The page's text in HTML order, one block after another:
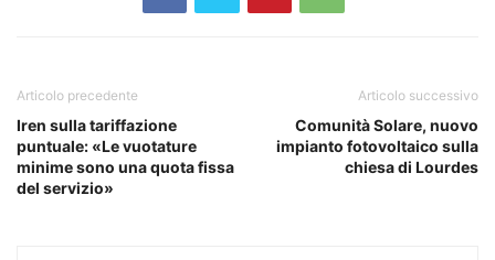
Articolo precedente
Iren sulla tariffazione
puntuale: «Le vuotature
minime sono una quota fissa
del servizio»
Articolo successivo
Comunità Solare, nuovo
impianto fotovoltaico sulla
chiesa di Lourdes